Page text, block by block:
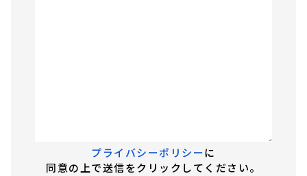
プライバシーポリシーに
同意の上で送信をクリックしてください。